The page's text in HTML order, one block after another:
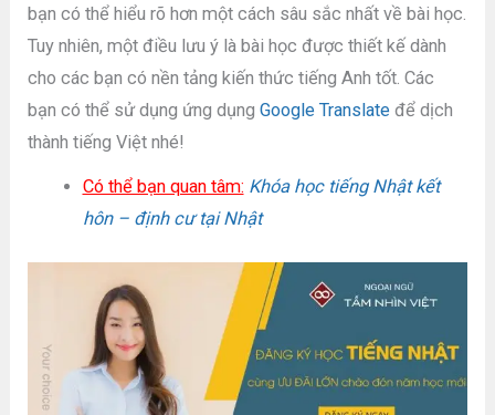
bạn có thể hiểu rõ hơn một cách sâu sắc nhất về bài học.
Tuy nhiên, một điều lưu ý là bài học được thiết kế dành
cho các bạn có nền tảng kiến thức tiếng Anh tốt. Các
bạn có thể sử dụng ứng dụngGoogle Translate để dịch
thành tiếng Việt nhé!
Có thể bạn quan tâm: Khóa học tiếng Nhật kết
hôn – định cư tại Nhật